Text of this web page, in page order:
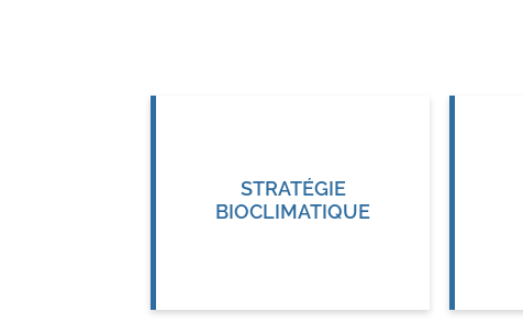
STRATÉGIE
BIOCLIMATIQUE